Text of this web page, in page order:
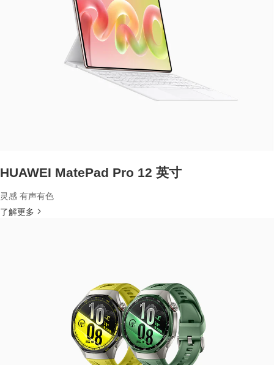
HUAWEI MatePad Pro 12 英寸
灵感 有声有色
了解更多